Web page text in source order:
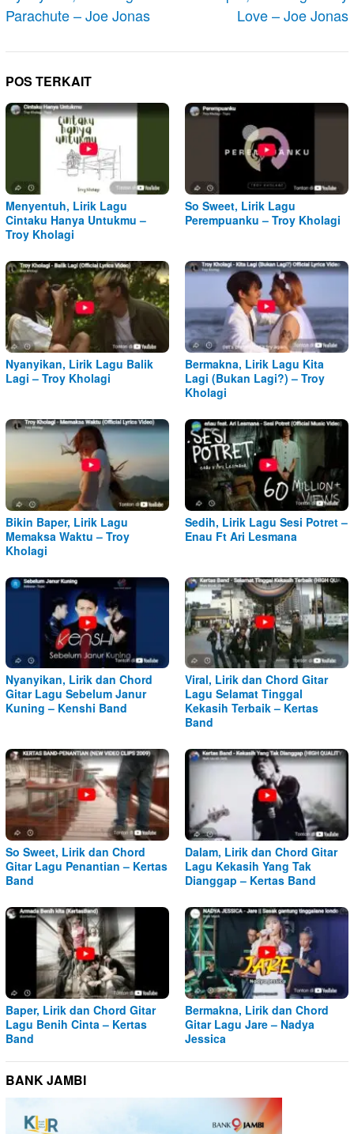
Parachute – Joe Jonas
Love – Joe Jonas
POS TERKAIT
Menyentuh, Lirik Lagu
Cintaku Hanya Untukmu –
Troy Kholagi
So Sweet, Lirik Lagu
Perempuanku – Troy Kholagi
Nyanyikan, Lirik Lagu Balik
Lagi – Troy Kholagi
Bermakna, Lirik Lagu Kita
Lagi (Bukan Lagi?) – Troy
Kholagi
Bikin Baper, Lirik Lagu
Memaksa Waktu – Troy
Kholagi
Sedih, Lirik Lagu Sesi Potret –
Enau Ft Ari Lesmana
Nyanyikan, Lirik dan Chord
Gitar Lagu Sebelum Janur
Kuning – Kenshi Band
Viral, Lirik dan Chord Gitar
Lagu Selamat Tinggal
Kekasih Terbaik – Kertas
Band
So Sweet, Lirik dan Chord
Gitar Lagu Penantian – Kertas
Band
Dalam, Lirik dan Chord Gitar
Lagu Kekasih Yang Tak
Dianggap – Kertas Band
Baper, Lirik dan Chord Gitar
Lagu Benih Cinta – Kertas
Band
Bermakna, Lirik dan Chord
Gitar Lagu Jare – Nadya
Jessica
BANK JAMBI